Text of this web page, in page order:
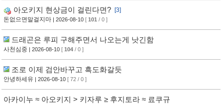
아오키지 현상금이 걸린다면?
[3]
돈없으면말걸지마 | 2026-08-10 [ 101 / 0 ]
드래곤은 루피 구해주면서 나오는게 낫긴함
사천심중 | 2026-08-10 [ 104 / 0 ]
조로 이제 검안바꾸고 흑도화갈듯
안녕하세유 | 2026-08-10 [ 72 / 0 ]
아카이누 ≈ 아오키지 > 키자루 ≥ 후지토라 ≈ 료쿠규